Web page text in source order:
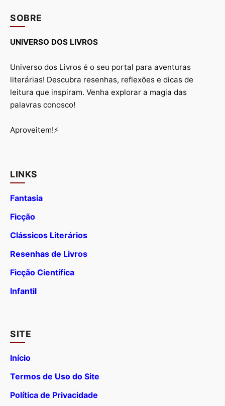
SOBRE
UNIVERSO DOS LIVROS
Universo dos Livros é o seu portal para aventuras
literárias! Descubra resenhas, reflexões e dicas de
leitura que inspiram. Venha explorar a magia das
palavras conosco!
Aproveitem!⚡
LINKS
Fantasia
Ficção
Clássicos Literários
Resenhas de Livros
Ficção Científica
Infantil
SITE
Início
Termos de Uso do Site
Política de Privacidade